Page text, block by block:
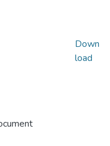
Down
load